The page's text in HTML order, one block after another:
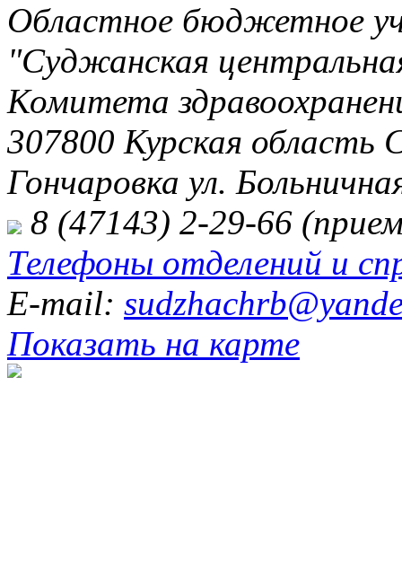
Областное бюджетное
"Суджанская
Комитета
307800 Курская область
Гончаровка ул.
8 (47143) 2-29-66
Телефоны отделений и
E-mail:
Показать на карте